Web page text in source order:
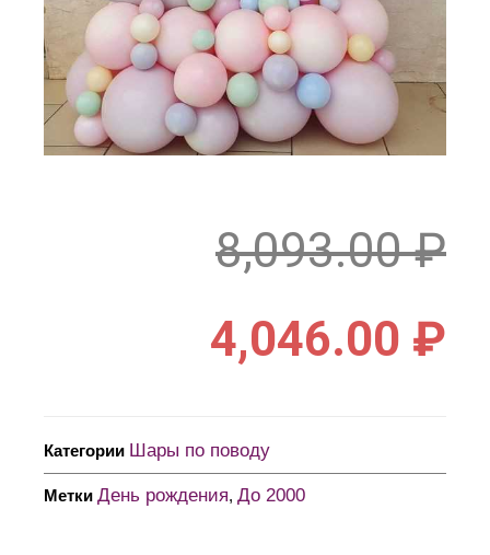
8,093.00₽
4,046.00 ₽
Категории Шары по поводу
Метки День рождения, До 2000